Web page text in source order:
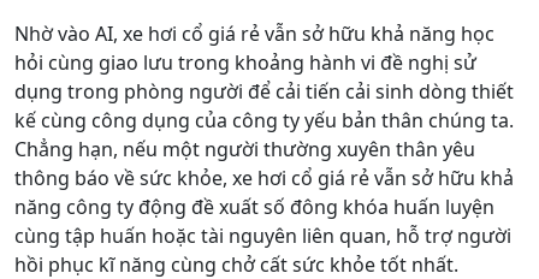
Nhờ vào AI, xe hơi cổ giá rẻ vẫn sở hữu khả năng học
hỏi cùng giao lưu trong khoảng hành vi đề nghị sử
dụng trong phòng người để cải tiến cải sinh dòng thiết
kế cùng công dụng của công ty yếu bản thân chúng ta.
Chẳng hạn, nếu một người thường xuyên thân yêu
thông báo về sức khỏe, xe hơi cổ giá rẻ vẫn sở hữu khả
năng công ty động đề xuất số đông khóa huấn luyện
cùng tập huấn hoặc tài nguyên liên quan, hỗ trợ người
hồi phục kĩ năng cùng chở cất sức khỏe tốt nhất.